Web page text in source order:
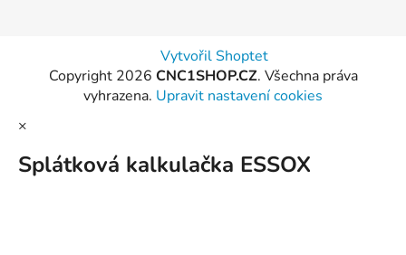
Vytvořil Shoptet
Copyright 2026 CNC1SHOP.CZ. Všechna práva
vyhrazena. Upravit nastavení cookies
×
Splátková kalkulačka ESSOX